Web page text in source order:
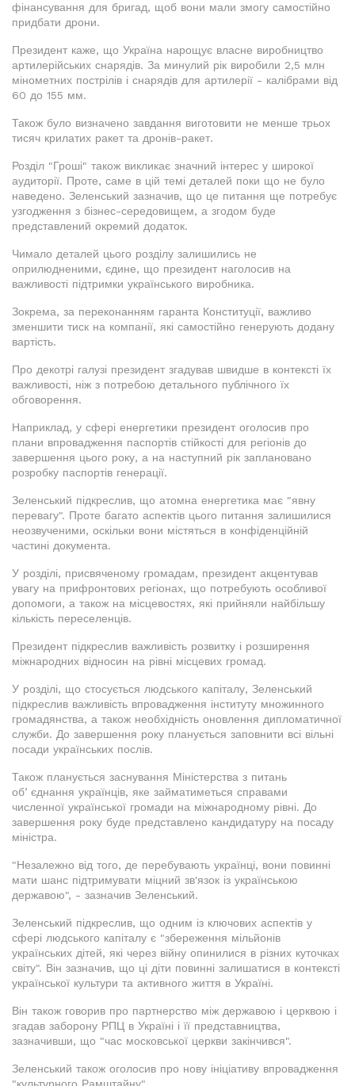
фінансування для бригад, щоб вони мали змогу самостійно
придбати дрони.
Президент каже, що Україна нарощує власне виробництво
артилерійських снарядів. За минулий рік виробили 2,5 млн
мінометних пострілів і снарядів для артилерії - калібрами від
60 до 155 мм.
Також було визначено завдання виготовити не менше трьох
тисяч крилатих ракет та дронів-ракет.
Розділ "Гроші" також викликає значний інтерес у широкої
аудиторії. Проте, саме в цій темі деталей поки що не було
наведено. Зеленський зазначив, що це питання ще потребує
узгодження з бізнес-середовищем, а згодом буде
представлений окремий додаток.
Чимало деталей цього розділу залишились не
оприлюдненими, єдине, що президент наголосив на
важливості підтримки українського виробника.
Зокрема, за переконанням гаранта Конституції, важливо
зменшити тиск на компанії, які самостійно генерують додану
вартість.
Про декотрі галузі президент згадував швидше в контексті їх
важливості, ніж з потребою детального публічного їх
обговорення.
Наприклад, у сфері енергетики президент оголосив про
плани впровадження паспортів стійкості для регіонів до
завершення цього року, а на наступний рік заплановано
розробку паспортів генерації.
Зеленський підкреслив, що атомна енергетика має "явну
перевагу". Проте багато аспектів цього питання залишилися
неозвученими, оскільки вони містяться в конфіденційній
частині документа.
У розділі, присвяченому громадам, президент акцентував
увагу на прифронтових регіонах, що потребують особливої
допомоги, а також на місцевостях, які прийняли найбільшу
кількість переселенців.
Президент підкреслив важливість розвитку і розширення
міжнародних відносин на рівні місцевих громад.
У розділі, що стосується людського капіталу, Зеленський
підкреслив важливість впровадження інституту множинного
громадянства, а також необхідність оновлення дипломатичної
служби. До завершення року планується заповнити всі вільні
посади українських послів.
Також планується заснування Міністерства з питань
обʼєднання українців, яке займатиметься справами
численної української громади на міжнародному рівні. До
завершення року буде представлено кандидатуру на посаду
міністра.
"Незалежно від того, де перебувають українці, вони повинні
мати шанс підтримувати міцний зв'язок із українською
державою", - зазначив Зеленський.
Зеленський підкреслив, що одним із ключових аспектів у
сфері людського капіталу є "збереження мільйонів
українських дітей, які через війну опинилися в різних куточках
світу". Він зазначив, що ці діти повинні залишатися в контексті
української культури та активного життя в Україні.
Він також говорив про партнерство між державою і церквою і
згадав заборону РПЦ в Україні і її представництва,
зазначивши, що "час московської церкви закінчився".
Зеленський також оголосив про нову ініціативу впровадження